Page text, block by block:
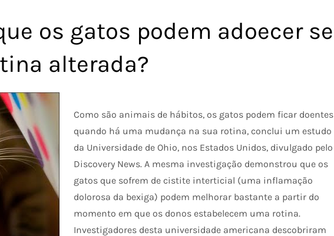
os gatos podem adoecer se
alterada?
Como são animais de hábitos, os gatos podem ficar doentes
quando há uma mudança na sua rotina, conclui um estudo
da Universidade de Ohio, nos Estados Unidos, divulgado pelo
Discovery News. A mesma investigação demonstrou que os
gatos que sofrem de cistite interticial (uma inflamação
dolorosa da bexiga) podem melhorar bastante a partir do
momento em que os donos estabelecem uma rotina.
Investigadores desta universidade americana descobriram